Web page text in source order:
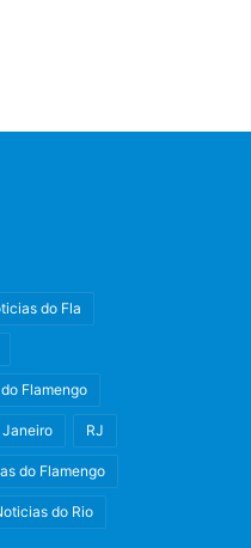
do Fla
Flamengo
Janeiro RJ
do Flamengo
do Rio